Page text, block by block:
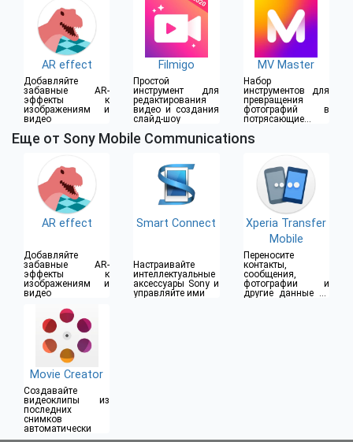
AR effect
Добавляйте
забавные AR-
эффекты к
изображениям и
видео
Filmigo
Простой
инструмент для
редактирования
видео и создания
слайд-шоу
MV Master
Набор
инструментов для
превращения
фотографий в
потрясающие
Еще от Sony Mobile Communications
AR effect
Добавляйте
забавные AR-
эффекты к
изображениям и
видео
Smart Connect
Настраивайте
интеллектуальные
аксессуары Sony и
управляйте ими
Xperia Transfer
Mobile
Переносите
контакты,
сообщения,
фотографии и
другие данные со
Movie Creator
Создавайте
видеоклипы из
последних
снимков
автоматически